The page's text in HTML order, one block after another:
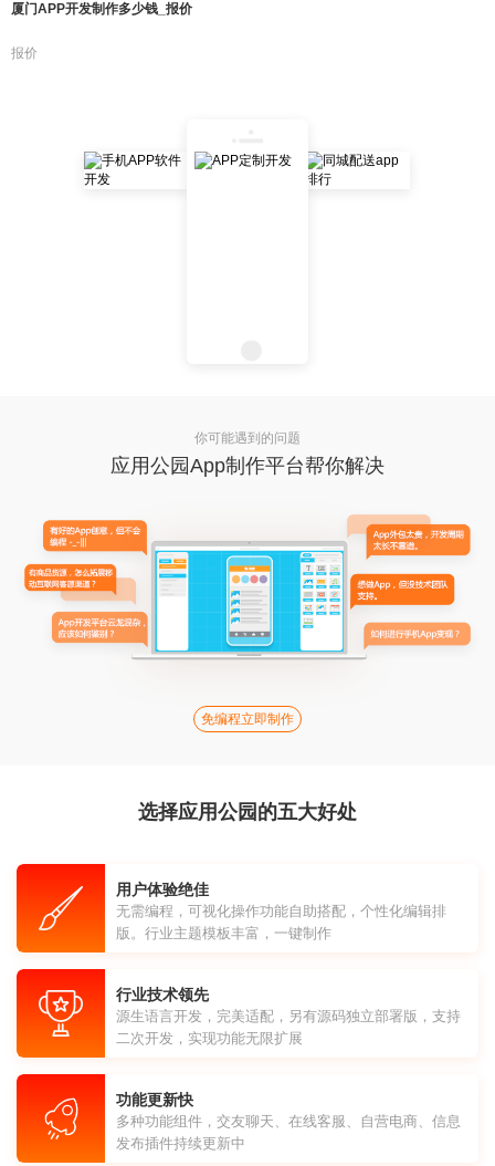
厦门APP开发制作多少钱_报价
报价
你可能遇到的问题
应用公园App制作平台帮你解决
免编程立即制作
选择应用公园的五大好处
用户体验绝佳
无需编程，可视化操作功能自助搭配，个性化编辑排
版。行业主题模板丰富，一键制作
行业技术领先
源生语言开发，完美适配，另有源码独立部署版，支持
二次开发，实现功能无限扩展
功能更新快
多种功能组件，交友聊天、在线客服、自营电商、信息
发布插件持续更新中